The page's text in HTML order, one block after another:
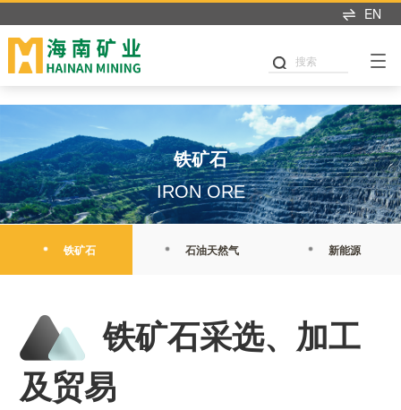
乐动官方网页版 EN
搜索
铁矿石
IRON ORE
铁矿石 石油天然气 新能源
铁矿石采选、加工
及贸易